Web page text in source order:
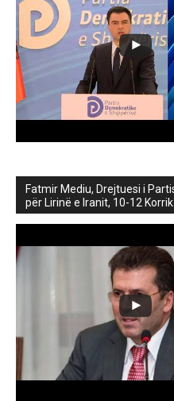
Fatmir Mediu, Drejtuesi i
për Lirinë e Iranit, 10-12 Korrik